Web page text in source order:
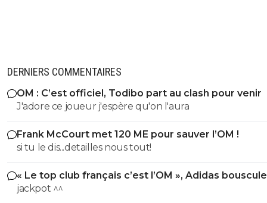
DERNIERS COMMENTAIRES
OM : C’est officiel, Todibo part au clash pour venir
J'adore ce joueur j'espère qu'on l'aura
Frank McCourt met 120 ME pour sauver l’OM !
si tu le dis...detailles nous tout!
« Le top club français c’est l’OM », Adidas
PSG
jackpot ^^